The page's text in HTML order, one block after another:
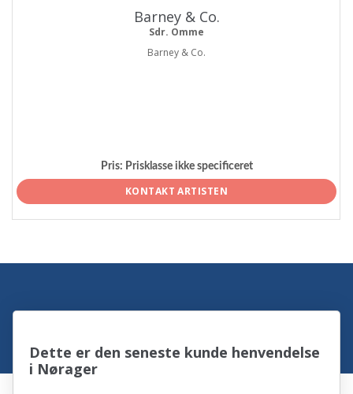
Barney & Co.
Sdr. Omme
Barney & Co.
Pris: Prisklasse ikke specificeret
KONTAKT ARTISTEN
Dette er den seneste kunde henvendelse
i Nørager